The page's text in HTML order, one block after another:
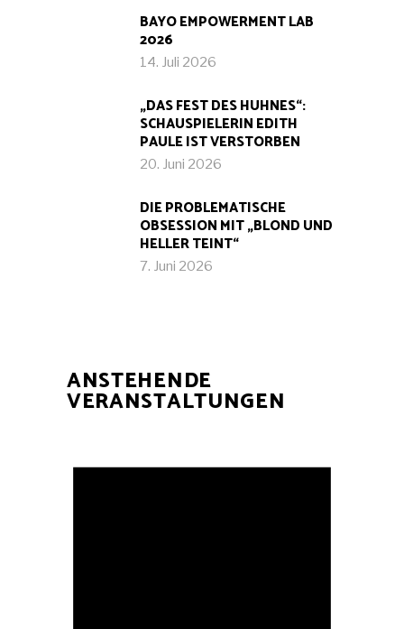
BAYO EMPOWERMENT LAB
2026
14. Juli 2026
„DAS FEST DES HUHNES“:
SCHAUSPIELERIN EDITH
PAULE IST VERSTORBEN
20. Juni 2026
DIE PROBLEMATISCHE
OBSESSION MIT „BLOND UND
HELLER TEINT“
7. Juni 2026
ANSTEHENDE
VERANSTALTUNGEN